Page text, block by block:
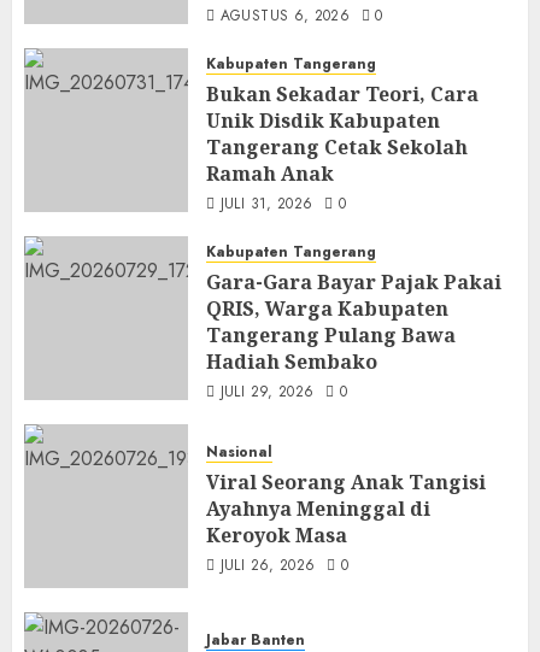
AGUSTUS 6, 2026 0
Kabupaten Tangerang
Bukan Sekadar Teori, Cara
Unik Disdik Kabupaten
Tangerang Cetak Sekolah
Ramah Anak
JULI 31, 2026 0
Kabupaten Tangerang
Gara-Gara Bayar Pajak Pakai
QRIS, Warga Kabupaten
Tangerang Pulang Bawa
Hadiah Sembako
JULI 29, 2026 0
Nasional
Viral Seorang Anak Tangisi
Ayahnya Meninggal di
Keroyok Masa
JULI 26, 2026 0
Jabar Banten